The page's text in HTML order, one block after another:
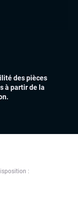
:
des pièces
à partir de la